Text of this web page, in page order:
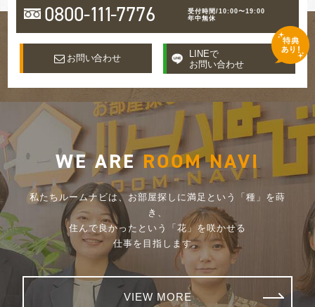
0800-111-7776
受付時間/10:00〜19:00
年中無休
お問い合わせ
LINEで
お問い合わせ
WE AREROOM NAVI
私たちルームナビは、お部屋探しに満足という「種」を蒔
き、
住んで良かったという「花」を咲かせる
仕事を目指します。
VIEW MORE